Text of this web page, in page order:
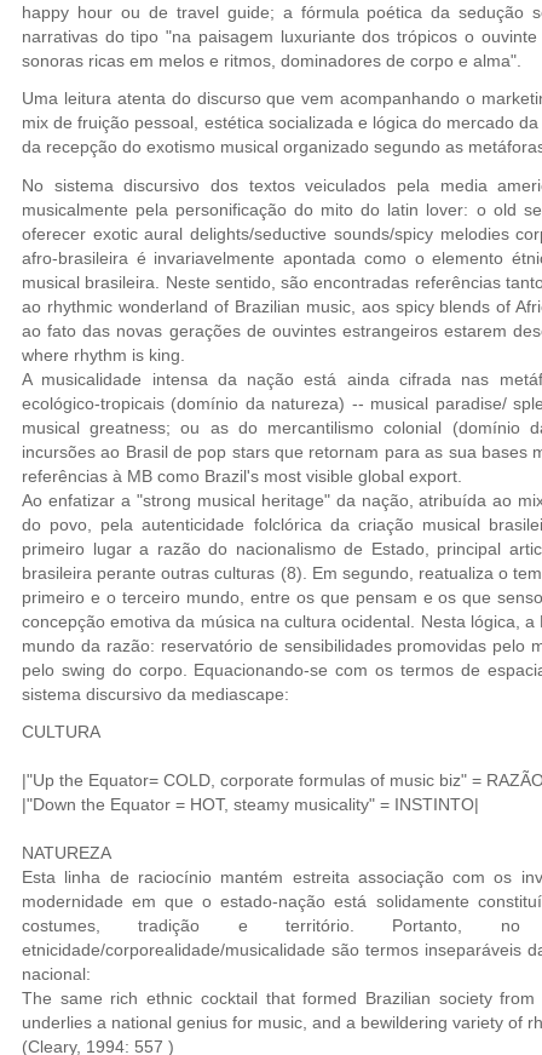
happy hour ou de travel guide; a fórmula poética da sedução
narrativas do tipo "na paisagem luxuriante dos trópicos o
sonoras ricas em melos e ritmos, dominadores de corpo e alma".
Uma leitura atenta do discurso que vem acompanhando o
mix de fruição pessoal, estética socializada e lógica do mercado
da recepção do exotismo musical organizado segundo as
No sistema discursivo dos textos veiculados pela media
musicalmente pela personificação do mito do latin lover: o old
oferecer exotic aural delights/seductive sounds/spicy melodies
afro-brasileira é invariavelmente apontada como o elemento
musical brasileira. Neste sentido, são encontradas referências
ao rhythmic wonderland of Brazilian music, aos spicy blends of
ao fato das novas gerações de ouvintes estrangeiros estarem
where rhythm is king.
A musicalidade intensa da nação está ainda cifrada nas
ecológico-tropicais (domínio da natureza) -- musical paradise/
musical greatness; ou as do mercantilismo colonial (domínio
incursões ao Brasil de pop stars que retornam para as sua bases
referências à MB como Brazil's most visible global export.
Ao enfatizar a "strong musical heritage" da nação, atribuída ao
do povo, pela autenticidade folclórica da criação musical
primeiro lugar a razão do nacionalismo de Estado, principal
brasileira perante outras culturas (8). Em segundo, reatualiza o
primeiro e o terceiro mundo, entre os que pensam e os que
concepção emotiva da música na cultura ocidental. Nesta lógica,
mundo da razão: reservatório de sensibilidades promovidas pelo
pelo swing do corpo. Equacionando-se com os termos de
sistema discursivo da mediascape:
CULTURA
|"Up the Equator= COLD, corporate formulas of music biz" =
|"Down the Equator = HOT, steamy musicality" = INSTINTO|
NATUREZA
Esta linha de raciocínio mantém estreita associação com os
modernidade em que o estado-nação está solidamente
costumes, tradição e território. Portanto,
etnicidade/corporealidade/musicalidade são termos inseparáveis
nacional:
The same rich ethnic cocktail that formed Brazilian society
underlies a national genius for music, and a bewildering variety of
(Cleary, 1994: 557 )